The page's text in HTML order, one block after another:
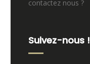
contactez nous ?
Suivez-nous !